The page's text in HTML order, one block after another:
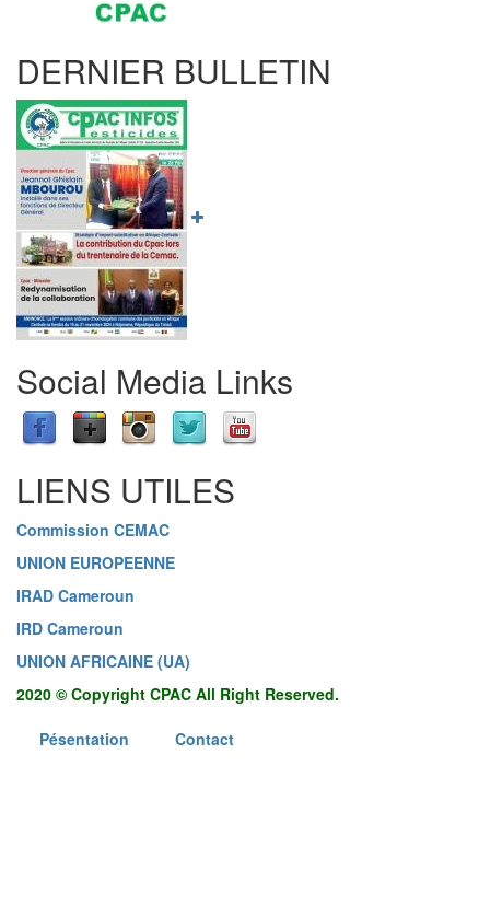
DERNIER BULLETIN
Social Media Links
LIENS UTILES
Commission CEMAC
UNION EUROPEENNE
IRAD Cameroun
IRD Cameroun
UNION AFRICAINE (UA)
2020 © Copyright CPAC All Right Reserved.
Pésentation Contact